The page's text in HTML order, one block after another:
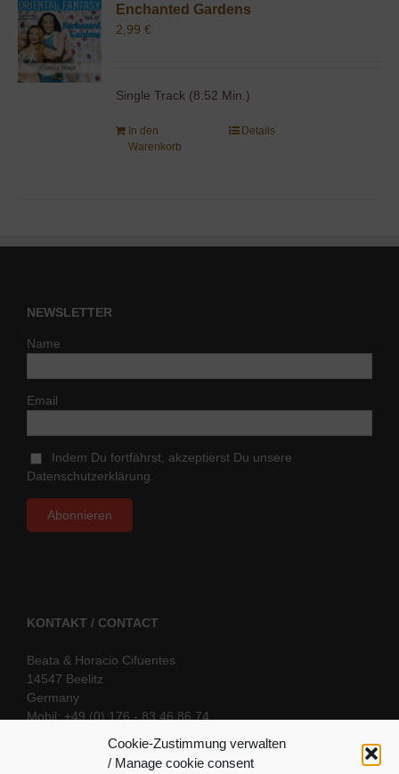
Cookie-Zustimmung verwalten
/ Manage cookie consent
Enchanted Gardens
2,99€
Single Track (8:52 Min.)
In den
Warenkorb
Details
NEWSLETTER
Name
Email
Indem Du fortfährst, akzeptierst Du unsere
Datenschutzerklärung.
KONTAKT / CONTACT
Beata & Horacio Cifuentes
14547 Beelitz
Germany
Mobil: +49 (0) 176 - 83 46 86 74